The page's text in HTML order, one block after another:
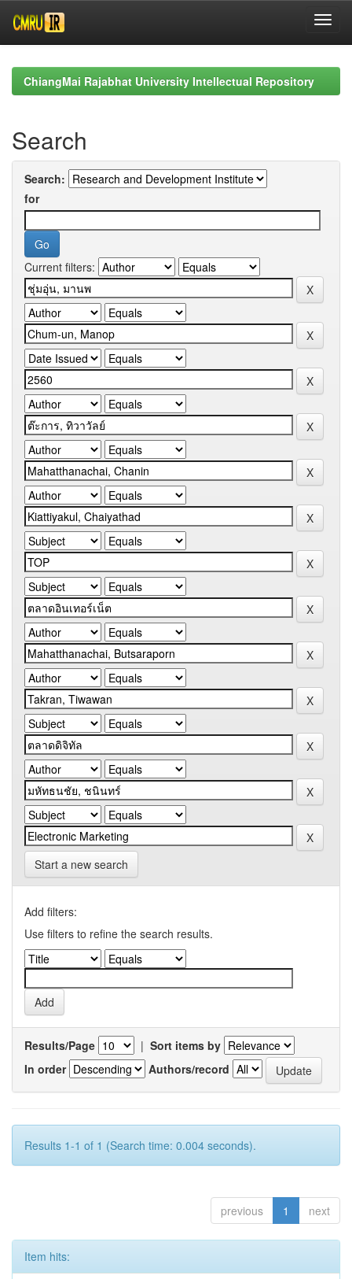
navigationChiangMai Rajabhat University Intellectual Repository
Search
Search:
for
Current filters:
Start a new search
Add filters:
Use filters to refine the search results.
Results/Page | Sort items by
In order
Authors/record
Results 1-1 of 1 (Search time: 0.004 seconds).
previous 1 next
Item hits: